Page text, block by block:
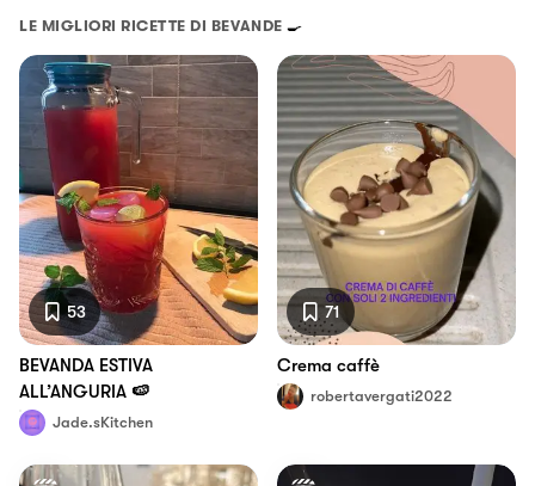
LE MIGLIORI RICETTE DI BEVANDE 🍳
53
BEVANDA ESTIVA
ALL’ANGURIA 🍉
Jade.sKitchen
71
Crema caffè
robertavergati2022